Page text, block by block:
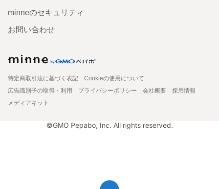
minneのセキュリティ
お問い合わせ
特定商取引法に基づく表記
Cookieの使用について
広告識別子の取得・利用
プライバシーポリシー 会社概要
採用情報
メディアキット
©GMO Pepabo, Inc. All rights reserved.